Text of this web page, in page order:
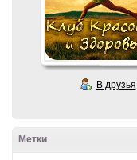
В друзья
Метки